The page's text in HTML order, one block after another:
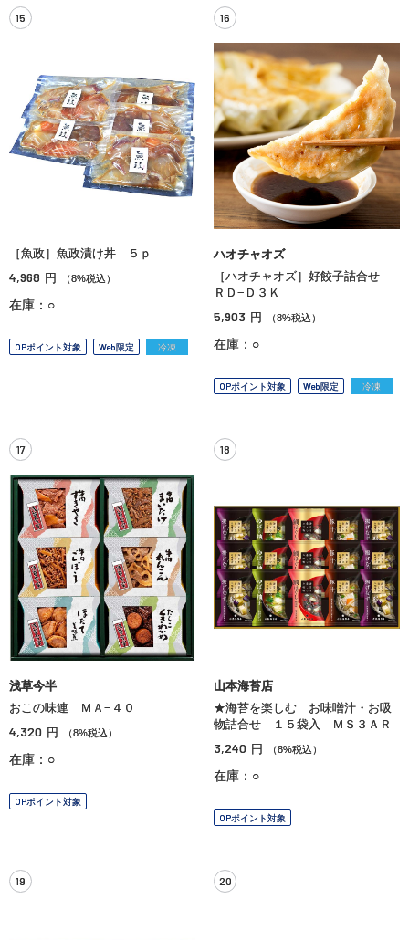
15
［魚政］魚政漬け丼 ５ｐ
4,968 円 （8%税込）
在庫：○
OPポイント対象 Web限定 冷凍
16
ハオチャオズ
［ハオチャオズ］好餃子詰合せ
ＲＤ−Ｄ３Ｋ
5,903 円 （8%税込）
在庫：○
OPポイント対象 Web限定 冷凍
17
浅草今半
おこの味連 ＭＡ−４０
4,320 円 （8%税込）
在庫：○
OPポイント対象
18
山本海苔店
★海苔を楽しむ お味噌汁・お吸
物詰合せ １５袋入 ＭＳ３ＡＲ
3,240 円 （8%税込）
在庫：○
OPポイント対象
19 20